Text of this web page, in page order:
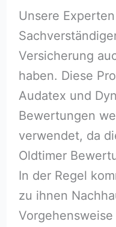
Unsere
Versicherung
haben. Diese
Audatex und
Bewertungen
verwendet, da
Oldtimer
In der Regel
zu ihnen